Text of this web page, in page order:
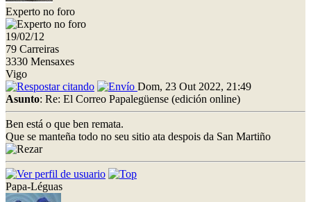
Experto no foro
19/02/12
79 Carreiras
3330 Mensaxes
Vigo
Dom, 23 Out 2022, 21:49
Asunto: Re: El Correo Papalegüense (edición online)
Ben está o que ben remata.
Que se manteña todo no seu sitio ata despois da San Martiño
Papa-Léguas